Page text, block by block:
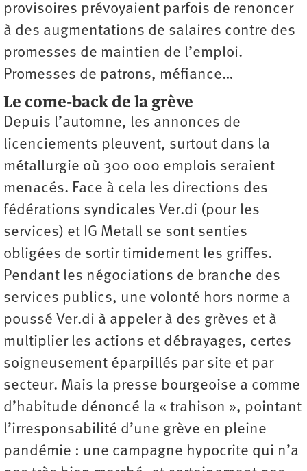
provisoires prévoyaient parfois de renoncer
à des augmentations de salaires contre des
promesses de maintien de l’emploi.
Promesses de patrons, méfiance…
Le come-back de la grève
Depuis l’automne, les annonces de
licenciements pleuvent, surtout dans la
métallurgie où 300 000 emplois seraient
menacés. Face à cela les directions des
fédérations syndicales Ver.di (pour les
services) et IG Metall se sont senties
obligées de sortir timidement les griffes.
Pendant les négociations de branche des
services publics, une volonté hors norme a
poussé Ver.di à appeler à des grèves et à
multiplier les actions et débrayages, certes
soigneusement éparpillés par site et par
secteur. Mais la presse bourgeoise a comme
d’habitude dénoncé la « trahison », pointant
l’irresponsabilité d’une grève en pleine
pandémie : une campagne hypocrite qui n’a